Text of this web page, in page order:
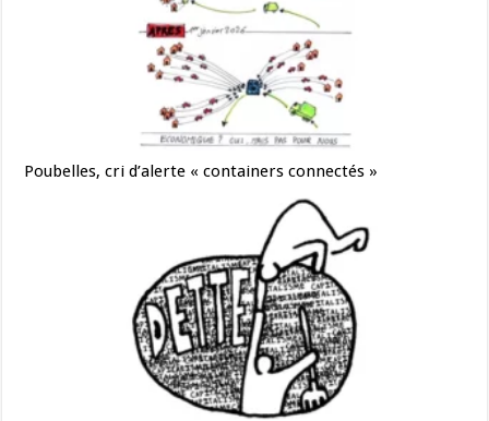
Poubelles, cri d’alerte « containers connectés »